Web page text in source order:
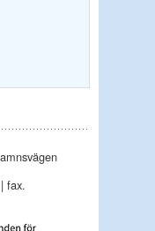
fax.